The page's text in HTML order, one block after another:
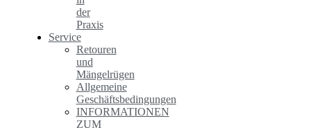
der
Praxis
Service
Retouren
und
Mängelrügen
Allgemeine
Geschäftsbedingungen
INFORMATIONEN
ZUM